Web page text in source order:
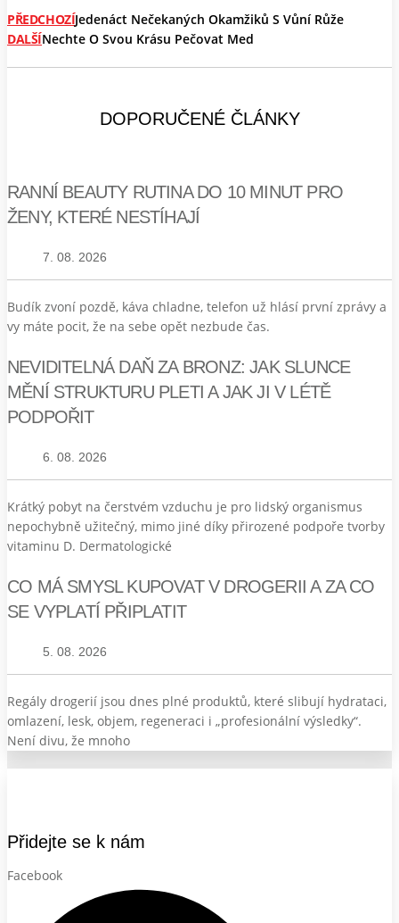
PŘEDCHOZÍJedenáct Nečekaných Okamžiků S Vůní Růže
DALŠÍNechte O Svou Krásu Pečovat Med
DOPORUČENÉ ČLÁNKY
RANNÍ BEAUTY RUTINA DO 10 MINUT PRO
ŽENY, KTERÉ NESTÍHAJÍ
7. 08. 2026
Budík zvoní pozdě, káva chladne, telefon už hlásí první zprávy a
vy máte pocit, že na sebe opět nezbude čas.
NEVIDITELNÁ DAŇ ZA BRONZ: JAK SLUNCE
MĚNÍ STRUKTURU PLETI A JAK JI V LÉTĚ
PODPOŘIT
6. 08. 2026
Krátký pobyt na čerstvém vzduchu je pro lidský organismus
nepochybně užitečný, mimo jiné díky přirozené podpoře tvorby
vitaminu D. Dermatologické
CO MÁ SMYSL KUPOVAT V DROGERII A ZA CO
SE VYPLATÍ PŘIPLATIT
5. 08. 2026
Regály drogerií jsou dnes plné produktů, které slibují hydrataci,
omlazení, lesk, objem, regeneraci i „profesionální výsledky“.
Není divu, že mnoho
Přidejte se k nám
Facebook